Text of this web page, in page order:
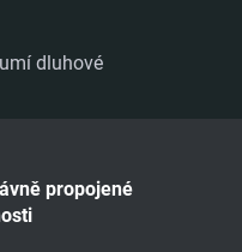
dluhové
propojené